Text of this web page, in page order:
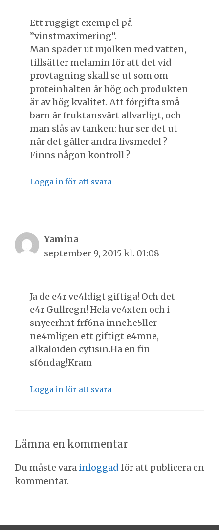
Ett ruggigt exempel på
”vinstmaximering”.
Man späder ut mjölken med vatten,
tillsätter melamin för att det vid
provtagning skall se ut som om
proteinhalten är hög och produkten
är av hög kvalitet. Att förgifta små
barn är fruktansvärt allvarligt, och
man slås av tanken: hur ser det ut
när det gäller andra livsmedel ?
Finns någon kontroll ?
Logga in för att svara
Yamina
september 9, 2015 kl. 01:08
Ja de e4r ve4ldigt giftiga! Och det
e4r Gullregn! Hela ve4xten och i
snyeerhnt frf6na innehe5ller
ne4mligen ett giftigt e4mne,
alkaloiden cytisin.Ha en fin
sf6ndag!Kram
Logga in för att svara
Lämna en kommentar
Du måste vara inloggad för att publicera en
kommentar.